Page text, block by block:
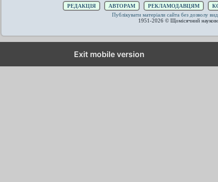
РЕДАКЦІЯ АВТОРАМ РЕКЛАМОДАВЦЯМ
Публікувати матеріали сайта без дозволу
1951-2026 © Щомісячний
Exit mobile version